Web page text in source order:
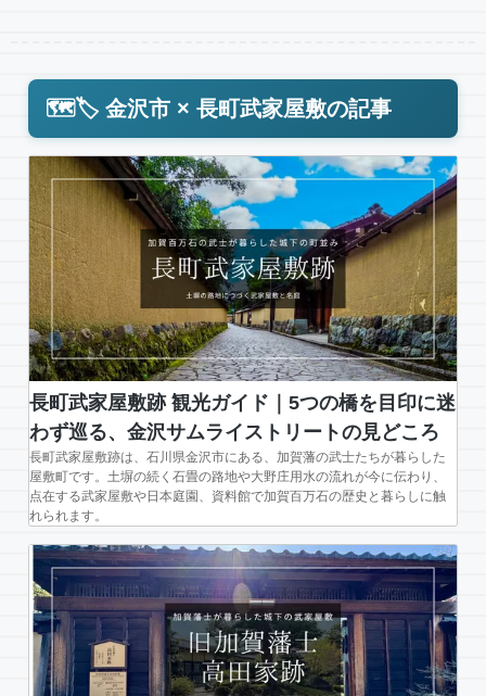
田
家
跡
｜
無
料
で
見
ら
れ
る
加
賀
藩
士
の
長
屋
門
と
日
本
庭
園。
🗺️🏷️ 金沢市 × 長町武家屋敷の記事
長町武家屋敷跡 観光ガイド｜5つの橋を目印に迷
わず巡る、金沢サムライストリートの見どころ
長町武家屋敷跡は、石川県金沢市にある、加賀藩の武士たちが暮らした
屋敷町です。土塀の続く石畳の路地や大野庄用水の流れが今に伝わり、
点在する武家屋敷や日本庭園、資料館で加賀百万石の歴史と暮らしに触
れられます。